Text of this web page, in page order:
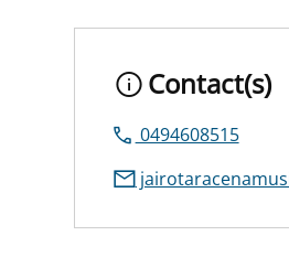
Contact(s)
0494608515